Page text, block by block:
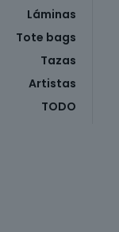
Láminas
Tote bags
Tazas
Artistas
TODO